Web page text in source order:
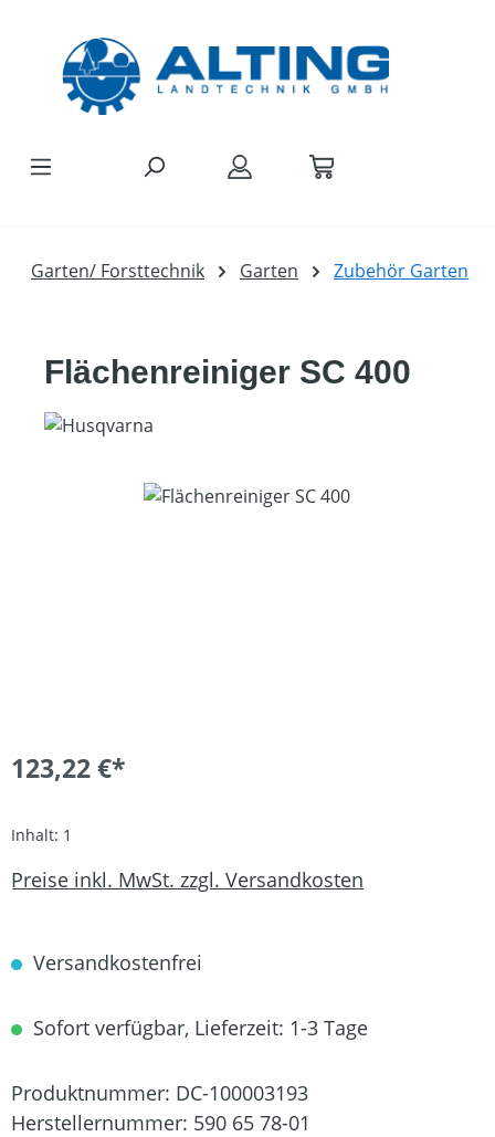
Garten/ Forsttechnik Garten Zubehör Garten
Flächenreiniger SC 400
Bildergalerie überspringen
123,22 €*
Inhalt: 1
Preise inkl. MwSt. zzgl. Versandkosten
Versandkostenfrei
Sofort verfügbar, Lieferzeit: 1-3 Tage
Produktnummer: DC-100003193
Herstellernummer: 590 65 78-01